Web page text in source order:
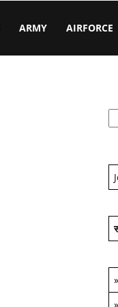
ARMY AIRFORCE
»